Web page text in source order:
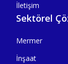
İletişim
Sektörel
Mermer
İnşaat